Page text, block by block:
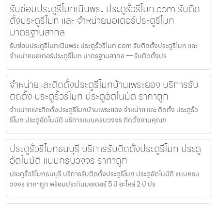
รับซ่อมประตูรีโมทเนินพระ ประตูรั้วรีโมท.com รับติด
ตั้งประตูรีโมท และ จำหน่ายมอเตอร์ประตูรีโมท
มาตรฐานสากล
รับซ่อมประตูรีโมทเนินพระ ประตูรั้วรีโมท.com รับติดตั้งประตูรีโมท และ
จำหน่ายมอเตอร์ประตูรีโมท มาตรฐานสากล — รับติดตั้งปร
จำหน่ายและติดตั้งประตูรีโมทบ้านเพระยอง บริการรับ
ติดตั้ง ประตูรั้วรีโมท ประตูอัตโนมัติ ราคาถูก
จำหน่ายและติดตั้งประตูรีโมทบ้านเพระยอง จำหน่าย และ ติดตั้ง ประตูรั้ว
รีโมท ประตูอัตโนมัติ บริการแบบครบวงจร ติดตั้งงานคุณภ
ประตูรั้วรีโมทธนบุรี บริการรับติดตั้งประตูรีโมท ประตู
อัตโนมัติ แบบครบวงจร ราคาถูก
ประตูรั้วรีโมทธนบุรี บริการรับติดตั้งประตูรีโมท ประตูอัตโนมัติ แบบครบ
วงจร ราคาถูก พร้อมประกันมอเตอร์ 5 ปี อะไหล่ 2 ปี ปร